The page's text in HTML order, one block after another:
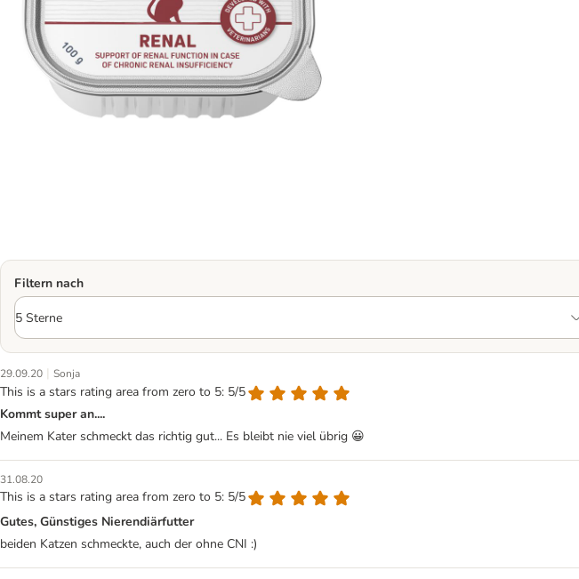
Filtern nach
29.09.20 | Sonja
This is a stars rating area from zero to 5: 5/5
Kommt super an....
Meinem Kater schmeckt das richtig gut... Es bleibt nie viel übrig 😀
31.08.20
This is a stars rating area from zero to 5: 5/5
Gutes, Günstiges Nierendiärfutter
beiden Katzen schmeckte, auch der ohne CNI :)